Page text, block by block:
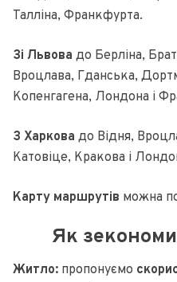
Талліна, Франкфурта.
Зі Львова до Берліна,
Вроцлава, Гданська,
Копенгагена, Лондона і
З Харкова до Відня,
Катовіце, Кракова і
Карту маршрутів можна
Як
Житло: пропонуємо